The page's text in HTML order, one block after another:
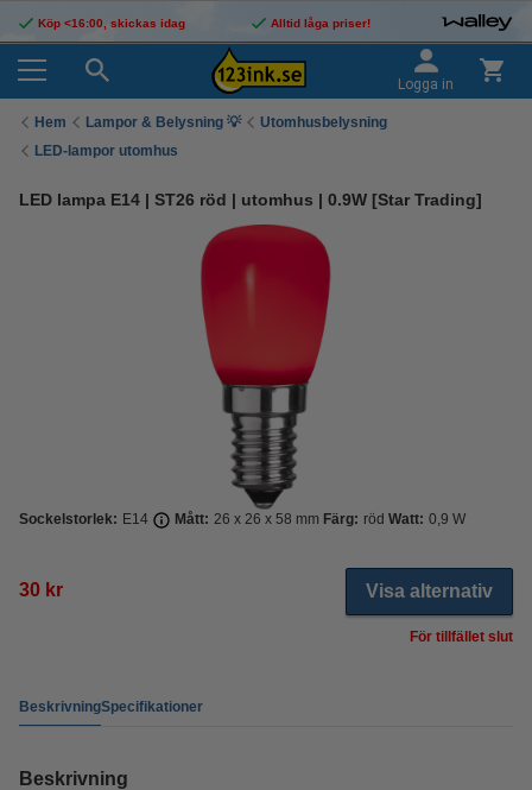
Köp <16:00, skickas idag Alltid låga priser!
Logga in
Hem Lampor & Belysning 💡
Utomhusbelysning
LED-lampor utomhus
LED lampa E14 | ST26 röd | utomhus | 0.9W [Star Trading]
Sockelstorlek: E14 Mått: 26 x 26 x 58 mm Färg: röd Watt: 0,9 W
30 kr Visa alternativ
För tillfället slut
BeskrivningSpecifikationer
Beskrivning